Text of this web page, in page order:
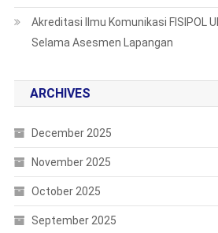
Akreditasi Ilmu Komunikasi FISIPOL
Selama Asesmen Lapangan
ARCHIVES
December 2025
November 2025
October 2025
September 2025